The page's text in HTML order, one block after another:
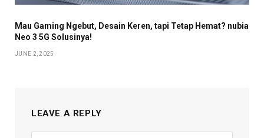
Mau Gaming Ngebut, Desain Keren, tapi Tetap Hemat? nubia
Neo 3 5G Solusinya!
JUNE 2, 2025
LEAVE A REPLY